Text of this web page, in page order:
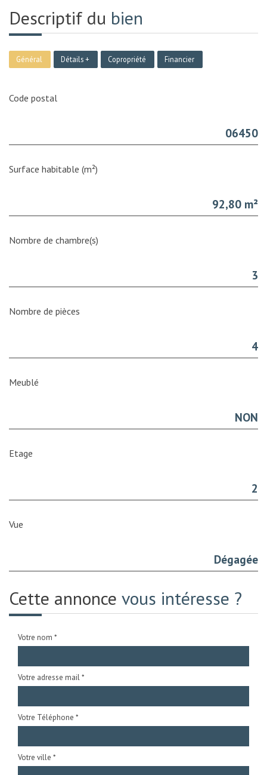
Descriptif du bien
Général Détails + Copropriété Financier
Code postal
06450
Surface habitable (m²)
92,80 m²
Nombre de chambre(s)
3
Nombre de pièces
4
Meublé
NON
Etage
2
Vue
Dégagée
Cette annonce vous intéresse ?
Votre nom *
Votre adresse mail *
Votre Téléphone *
Votre ville *